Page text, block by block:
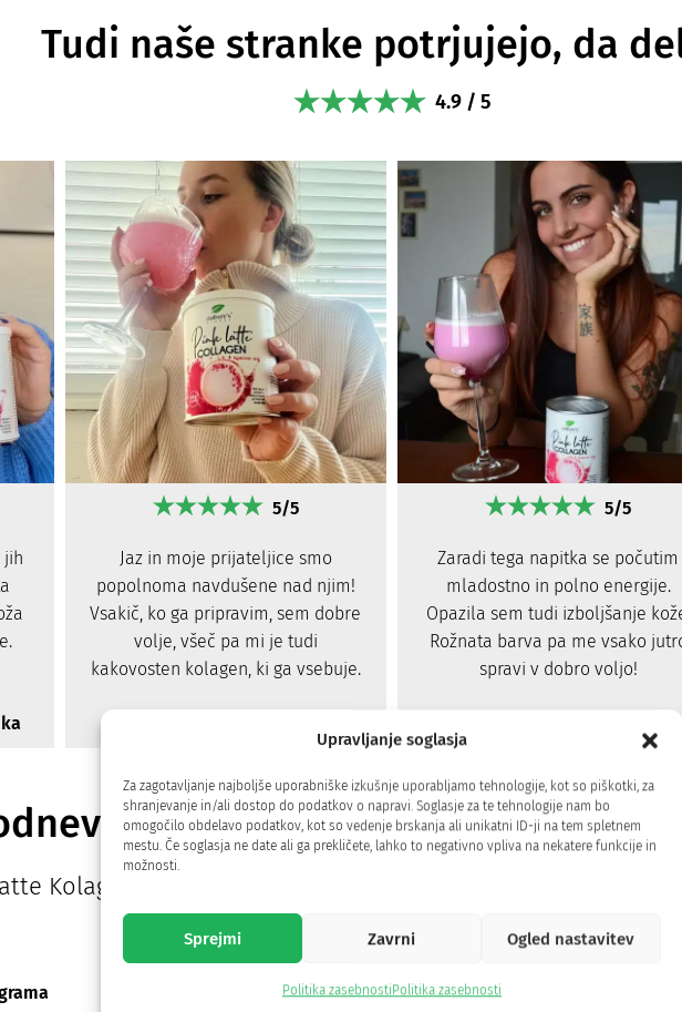
Upravljanje soglasja
Za zagotavljanje najboljše uporabniške izkušnje uporabljamo tehnologije, kot so piškotki, za
shranjevanje in/ali dostop do podatkov o napravi. Soglasje za te tehnologije nam bo
omogočilo obdelavo podatkov, kot so vedenje brskanja ali unikatni ID-ji na tem spletnem
mestu. Če soglasja ne date ali ga prekličete, lahko to negativno vpliva na nekatere funkcije in
možnosti.
Sprejmi Zavrni Ogled nastavitev
Politika zasebnostiPolitika zasebnosti
Tudi naše stranke potrjujejo, da
4.9 / 5
jih
5/5
Jaz in moje prijateljice smo
popolnoma navdušene nad njim!
Vsakič, ko ga pripravim, sem dobre
volje, všeč pa mi je tudi
kakovosten kolagen, ki ga vsebuje.
5/5
Zaradi tega napitka se počutim
mladostno in polno energije.
Opazila sem tudi izboljšanje
Rožnata barva pa me vsako
spravi v dobro voljo!
kolagen, postrežen kot
Kolagen ima pomlajevalni učinek³, podpira zdravje